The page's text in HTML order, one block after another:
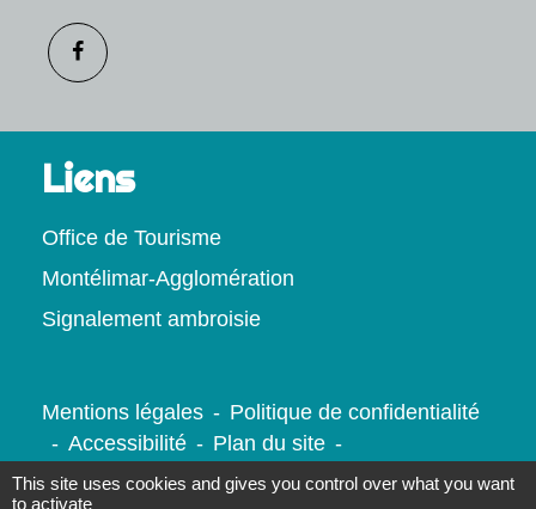
Liens
Office de Tourisme
Montélimar-Agglomération
Signalement ambroisie
Mentions légales - Politique de confidentialité
- Accessibilité - Plan du site -
Gestion des cookies
This site uses cookies and gives you control over what you want
to activate